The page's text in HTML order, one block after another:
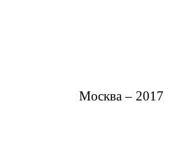
Москва – 2017